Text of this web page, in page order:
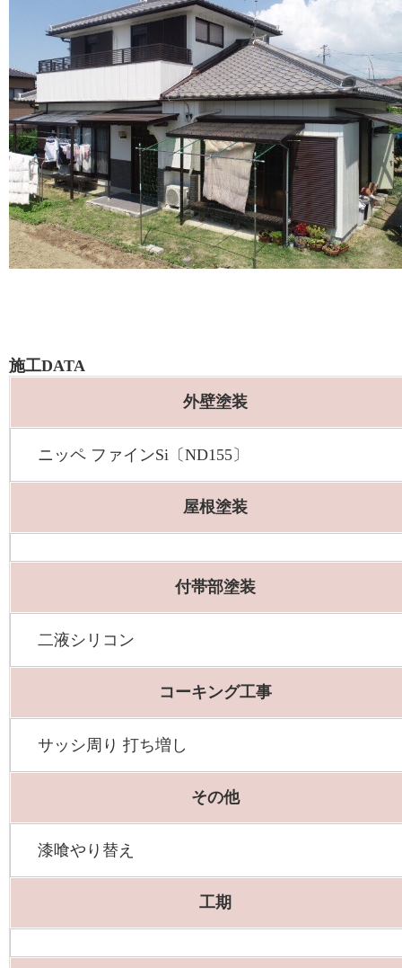
施工DATA
外壁塗装
ニッペ ファインSi〔ND155〕
屋根塗装
付帯部塗装
二液シリコン
コーキング工事
サッシ周り 打ち増し
その他
漆喰やり替え
工期